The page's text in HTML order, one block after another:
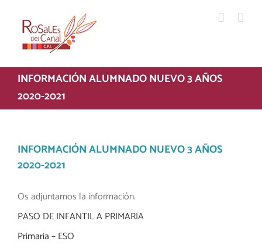
contenido
INFORMACIÓN ALUMNADO NUEVO 3 AÑOS
2020-2021
INFORMACIÓN ALUMNADO NUEVO 3 AÑOS
2020-2021
Os adjuntamos la información.
PASO DE INFANTIL A PRIMARIA
Primaria – ESO